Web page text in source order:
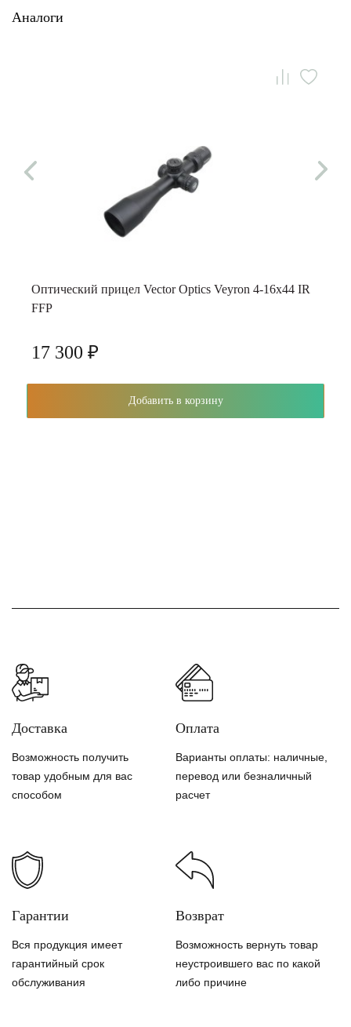
Аналоги
Оптический прицел Vector Optics Veyron 4-16x44 IR
FFP
17 300 ₽
Добавить в корзину
Доставка
Возможность получить
товар удобным для вас
способом
Оплата
Варианты оплаты: наличные,
перевод или безналичный
расчет
Гарантии
Вся продукция имеет
гарантийный срок
обслуживания
Возврат
Возможность вернуть товар
неустроившего вас по какой
либо причине